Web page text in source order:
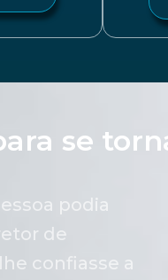
se
podia
de
confiasse a